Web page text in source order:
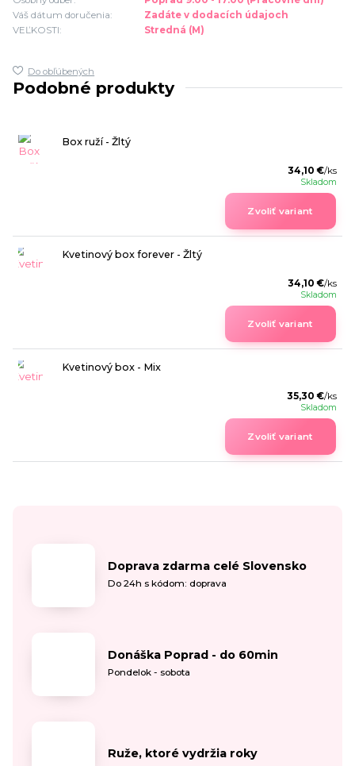
Váš dátum doručenia:
Zadáte v dodacích údajoch
VEĽKOSTI:
Stredná (M)
Do obľúbených
Podobné produkty
Box ruží - Žltý
34,10 €/ks
Skladom
Zvoliť variant
Kvetinový box forever - Žltý
34,10 €/ks
Skladom
Zvoliť variant
Kvetinový box - Mix
35,30 €/ks
Skladom
Zvoliť variant
Doprava zdarma celé Slovensko
Do 24h s kódom: doprava
Donáška Poprad - do 60min
Pondelok - sobota
Ruže, ktoré vydržia roky